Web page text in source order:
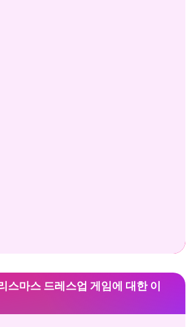
스마스 드레스업 게임에 대한 이